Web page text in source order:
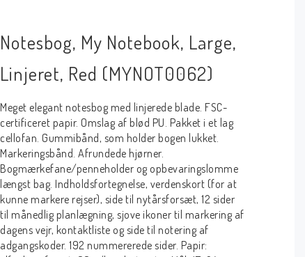
Notesbog, My Notebook, Large,
Linjeret, Red (MYNOT0062)
Meget elegant notesbog med linjerede blade. FSC-
certificeret papir. Omslag af blød PU. Pakket i et lag
cellofan. Gummibånd, som holder bogen lukket.
Markeringsbånd. Afrundede hjørner.
Bogmærkefane/penneholder og opbevaringslomme
længst bag. Indholdsfortegnelse, verdenskort (for at
kunne markere rejser), side til nytårsforsæt, 12 sider
til månedlig planlægning, sjove ikoner til markering af
dagens vejr, kontaktliste og side til notering af
adgangskoder. 192 nummererede sider. Papir: